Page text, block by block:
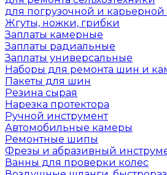
для погрузочной и карьерной
Жгуты, ножки, грибки
Заплаты камерные
Заплаты радиальные
Заплаты универсальные
Наборы для ремонта шин и
Пакеты для шин
Резина сырая
Нарезка протектора
Ручной инструмент
Автомобильные камеры
Ремонтные шипы
Фрезы и абразивный
Ванны для проверки колес